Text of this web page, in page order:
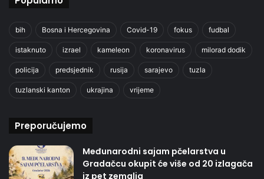
bih Bosna i Hercegovina Covid-19 fokus fudbal
istaknuto izrael kameleon koronavirus milorad dodik
policija predsjednik rusija sarajevo tuzla
tuzlanski kanton ukrajina vrijeme
Preporučujemo
Međunarodni sajam pčelarstva u
Gradačcu okupit će više od 20 izlagača
iz pet zemalja